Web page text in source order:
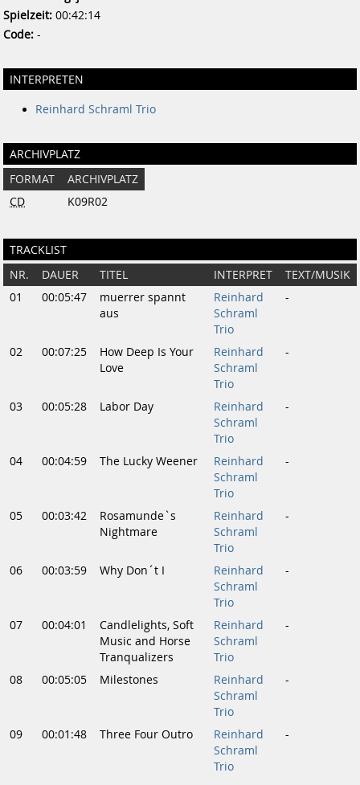
Spielzeit: 00:42:14
Code: -
INTERPRETEN
Reinhard Schraml Trio
ARCHIVPLATZ
FORMAT
ARCHIVPLATZ
CD
K09R02
TRACKLIST
NR. DAUER TITEL INTERPRET
TEXT/MUSIK
01
00:05:47
muerrer spannt
aus
Reinhard
Schraml
Trio
-
02 00:07:25
How Deep Is Your
Love
Reinhard
Schraml
Trio
-
03 00:05:28 Labor Day
Reinhard
Schraml
Trio
-
04 00:04:59 The Lucky Weener
Reinhard
Schraml
Trio
-
05 00:03:42
Rosamunde`s
Nightmare
Reinhard
Schraml
Trio
-
06 00:03:59 Why Don´t I
Reinhard
Schraml
Trio
-
07 00:04:01
Candlelights, Soft
Music and Horse
Tranqualizers
Reinhard
Schraml
Trio
-
08 00:05:05 Milestones
Reinhard
Schraml
Trio
-
09 00:01:48 Three Four Outro
Reinhard
Schraml
Trio
-